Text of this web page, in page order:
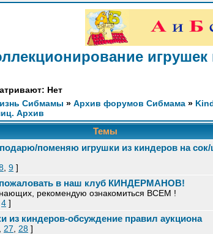
Нет
Сибмамы » Архив форумов Сибмама »
Архив
Темы
поменяю игрушки из киндеров на
9 ]
в наш клуб КИНДЕРМАНОВ!
рекомендую ознакомиться ВСЕМ !
4 ]
из киндеров-обсуждение правил аукциона
27 28 ]